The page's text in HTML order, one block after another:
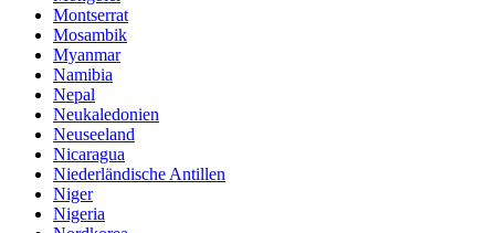
Montserrat
Mosambik
Myanmar
Namibia
Nepal
Neukaledonien
Neuseeland
Nicaragua
Niederländische Antillen
Niger
Nigeria